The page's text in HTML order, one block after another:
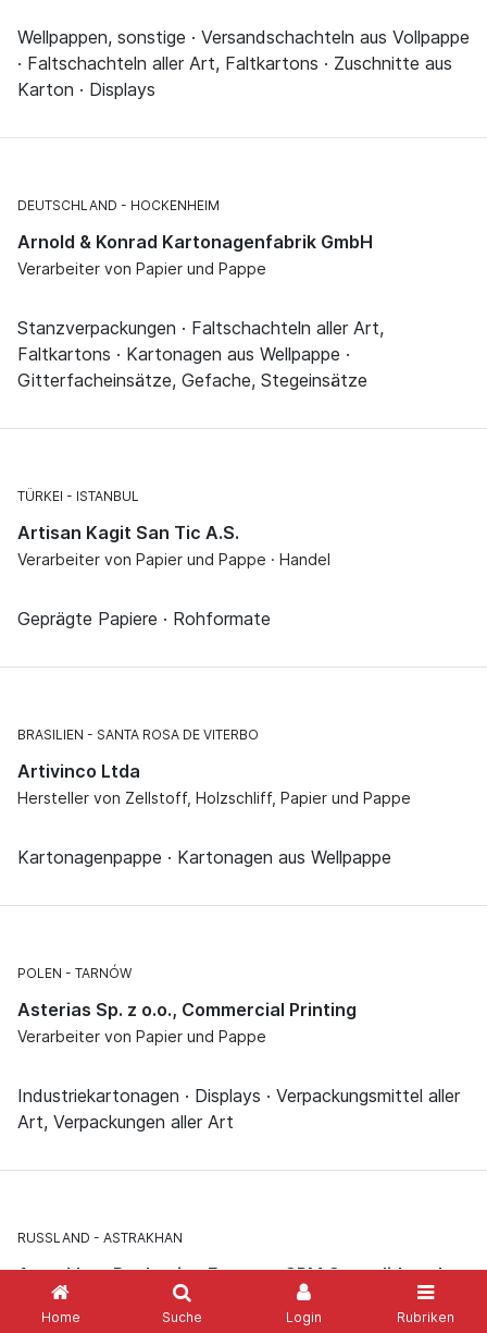
Home Suche Login Rubriken
Wellpappen, sonstige · Versandschachteln aus Vollpappe
· Faltschachteln aller Art, Faltkartons · Zuschnitte aus
Karton · Displays
DEUTSCHLAND HOCKENHEIM
Arnold & Konrad Kartonagenfabrik GmbH
Verarbeiter von Papier und Pappe
Stanzverpackungen · Faltschachteln aller Art,
Faltkartons · Kartonagen aus Wellpappe ·
Gitterfacheinsätze, Gefache, Stegeinsätze
TÜRKEI ISTANBUL
Artisan Kagit San Tic A.S.
Verarbeiter von Papier und Pappe · Handel
Geprägte Papiere · Rohformate
BRASILIEN SANTA ROSA DE VITERBO
Artivinco Ltda
Hersteller von Zellstoff, Holzschliff, Papier und Pappe
Kartonagenpappe · Kartonagen aus Wellpappe
POLEN TARNÓW
Asterias Sp. z o.o., Commercial Printing
Verarbeiter von Papier und Pappe
Industriekartonagen · Displays · Verpackungsmittel aller
Art, Verpackungen aller Art
RUSSLAND ASTRAKHAN
Astrakhan Packaging Factory, CPM Consolidated
Paper Mills Group
Hersteller von Zellstoff, Holzschliff, Papier und Pappe